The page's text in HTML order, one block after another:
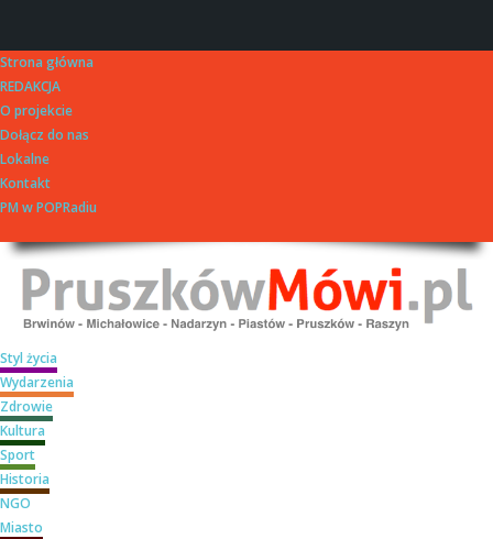
Strona główna
REDAKCJA
O projekcie
Dołącz do nas
Lokalne
Kontakt
PM w POPRadiu
Styl życia
Wydarzenia
Zdrowie
Kultura
Sport
Historia
NGO
Miasto